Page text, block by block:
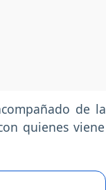
de la
quienes viene